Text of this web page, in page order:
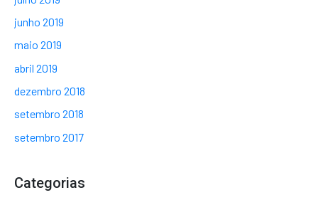
junho 2019
maio 2019
abril 2019
dezembro 2018
setembro 2018
setembro 2017
Categorias